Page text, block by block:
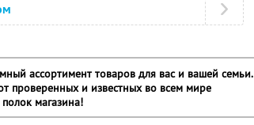
ассортимент товаров для вас и вашей семьи.
проверенных и известных во всем мире
магазина!